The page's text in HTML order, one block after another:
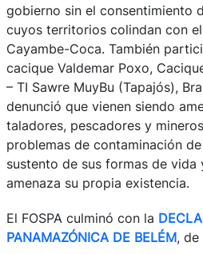
gobierno sin el consentimiento
cuyos territorios colindan con
Cayambe-Coca. También
cacique Valdemar Poxo,
– TI Sawre MuyBu (Tapajós),
denunció que vienen siendo
taladores, pescadores y
problemas de contaminación
sustento de sus formas de vida
amenaza su propia existencia.
El FOSPA culminó con la
PANAMAZÓNICA DE BELÉM, de